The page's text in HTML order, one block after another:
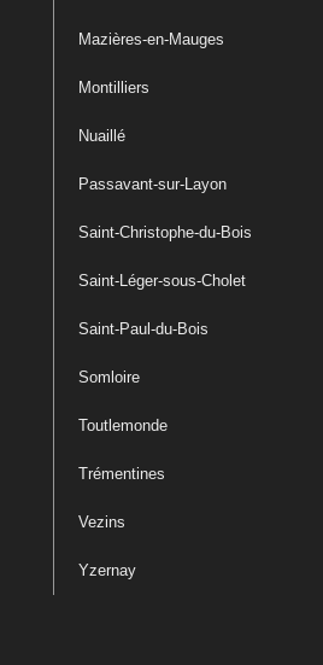
Mazières-en-Mauges
Montilliers
Nuaillé
Passavant-sur-Layon
Saint-Christophe-du-Bois
Saint-Léger-sous-Cholet
Saint-Paul-du-Bois
Somloire
Toutlemonde
Trémentines
Vezins
Yzernay